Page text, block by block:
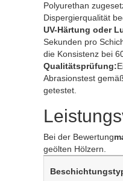
Polyurethan
Dispergierqualität
UV-Härtung oder
Sekunden pro
die Konsistenz bei
Qualitätsprüfung:
Abrasionstest
getestet.
Bei der Bewertung
geölten Hölzern.